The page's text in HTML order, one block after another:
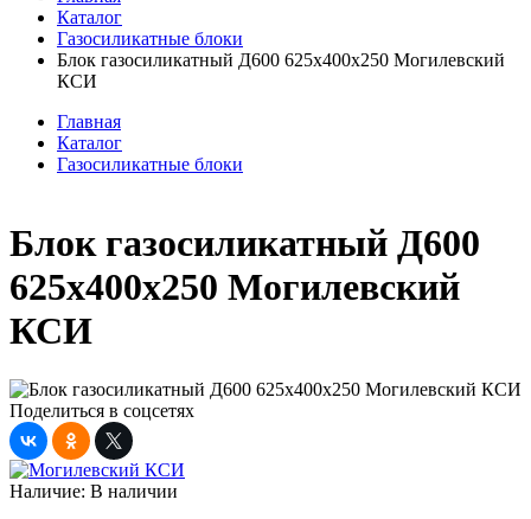
Каталог
Газосиликатные блоки
Блок газосиликатный Д600 625х400х250 Могилевский
КСИ
Главная
Каталог
Газосиликатные блоки
Блок газосиликатный Д600
625х400х250 Могилевский
КСИ
Поделиться в соцсетях
Наличие: В наличии